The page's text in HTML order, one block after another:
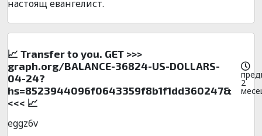
настоящ евангелист.
📈 Transfer to you. GET >>>
graph.org/BALANCE-36824-US-DOLLARS-
04-24?
hs=8523944096f0643359f8b1f1dd360247&
<<< 📈
2
eggz6v